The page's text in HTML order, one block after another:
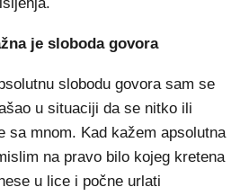
je sloboda govora
slobodu govora sam se
u situaciji da se nitko ili
sa mnom. Kad kažem apsolutna
na pravo bilo kojeg kretena
u lice i počne urlati